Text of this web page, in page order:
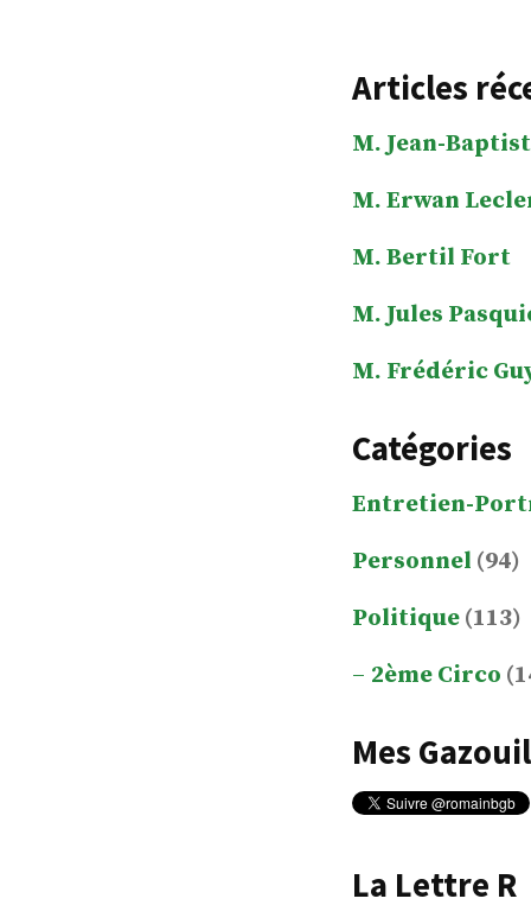
Articles
M. Jean-
M. Erwan
M. Bertil Fort
M. Jules
M. Frédéric
Catégories
Entretien-
Personnel (94)
Politique (113)
2ème Circo
Mes
La Lettre R